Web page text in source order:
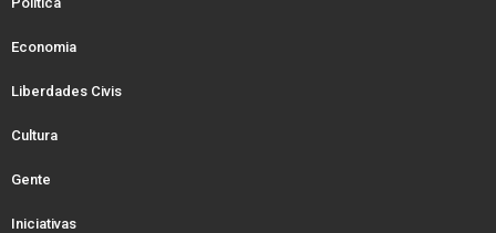
Economia
Liberdades Civis
Cultura
Gente
Iniciativas